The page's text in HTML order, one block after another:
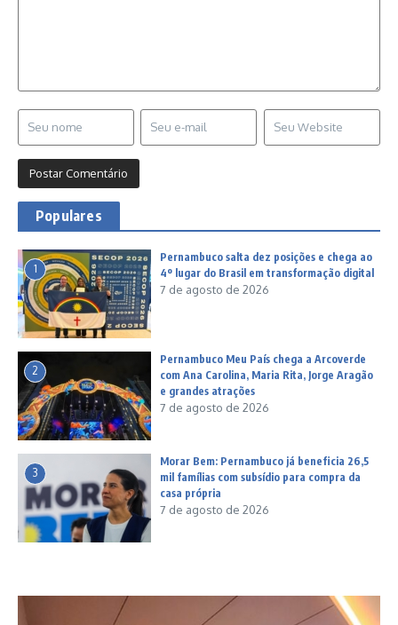
Populares
1
Pernambuco salta dez posições e chega ao
4º lugar do Brasil em transformação digital
7 de agosto de 2026
2
Pernambuco Meu País chega a Arcoverde
com Ana Carolina, Maria Rita, Jorge Aragão
e grandes atrações
7 de agosto de 2026
3
Morar Bem: Pernambuco já beneficia 26,5
mil famílias com subsídio para compra da
casa própria
7 de agosto de 2026